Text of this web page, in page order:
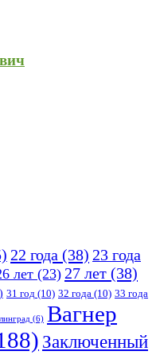
22 года (38) 23 года
лет (23) 27 лет (38)
31 год (10) 32 года (10) 33 года
(6) Вагнер
Заключенный